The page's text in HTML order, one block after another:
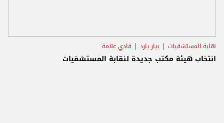
نقابة المستشفيات بيار يارد فادي علامة
انتخاب هيئة مكتب جديدة لنقابة المستشفيات